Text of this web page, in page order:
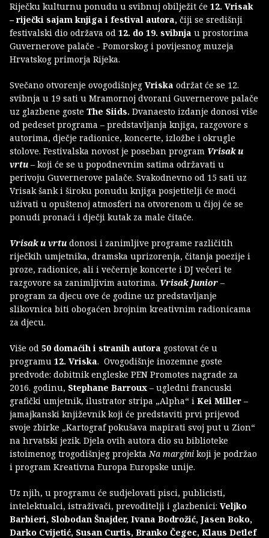
Riječku kulturnu ponudu u svibnuj obilježit će 12. Vrisak
– riječki sajam knjiga i festival autora, čiji se središnji
festivalski dio održava od 12. do 19. svibnja u prostorima
Guvernerove palače - Pomorskog i povijesnog muzeja
Hrvatskog primorja Rijeka.
Svečano otvorenje ovogodišnjeg Vriska održat će se 12.
svibnja u 19 sati u Mramornoj dvorani Guvernerove palače
uz glazbene goste The Siids. Dvanaesto izdanje donosi više
od pedeset programa – predstavljanja knjiga, razgovore s
autorima, dječje radionice, koncerte, izložbe i okrugle
stolove. Festivalska novost je poseban program Vrisak u
vrtu – koji će se u popodnevnim satima održavati u
perivoju Guvernerove palače. Svakodnevno od 15 sati uz
Vrisak šank i široku ponudu knjiga posjetitelji će moći
uživati u opuštenoj atmosferi na otvorenom u čijoj će se
ponudi pronaći i dječji kutak za male čitače.
Vrisak u vrtu donosi i zanimljive programe različitih
riječkih umjetnika, dramska uprizorenja, čitanja poezije i
proze, radionice, ali i večernje koncerte i DJ večeri te
razgovore sa zanimljivim autorima. Vrisak Junior –
program za djecu ove će godine uz predstavljanje
slikovnica biti obogaćen brojnim kreativnim radionicama
za djecu.
Više od 50 domaćih i stranih autora gostovat će u
programu 12. Vriska. Ovogodišnje inozemne goste
predvode: dobitnik engleske PEN Promotes nagrade za
2016. godinu, Stephane Barroux – ugledni francuski
grafički umjetnik, ilustrator stripa „Alpha“ i Kei Miller –
jamajkanski književnik koji će predstaviti prvi prijevod
svoje zbirke „Kartograf pokušava mapirati svoj put u Zion“
na hrvatski jezik. Djela ovih autora dio su biblioteke
istoimenog trogodišnjeg projekta Na margini koji je podržao
i program Kreativna Europa Europske unije.
Uz njih, u programu će sudjelovati pisci, publicisti,
intelektualci, istraživači, prevoditelji i glazbenici: Veljko
Barbieri, Slobodan Šnajder, Ivana Bodrožić, Jasen Boko,
Darko Cvijetić, Susan Curtis, Branko Čegec, Klaus Detlef